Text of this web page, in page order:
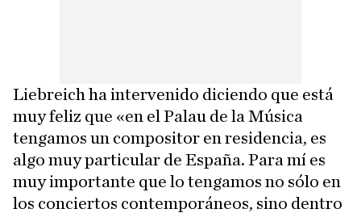
Liebreich ha intervenido diciendo que está
muy feliz que «en el Palau de la Música
tengamos un compositor en residencia, es
algo muy particular de España. Para mí es
muy importante que lo tengamos no sólo en
los conciertos contemporáneos, sino dentro